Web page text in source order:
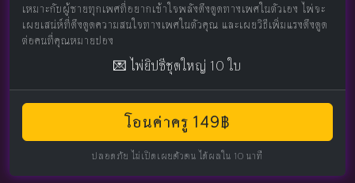
เหมาะกับผู้ชายทุกเพศที่อยากเข้าใจพลังดึงดูดทางเพศในตัวเอง ไพ่จะ
เผยเสน่ห์ที่ดึงดูดความสนใจทางเพศในตัวคุณ และเผยวิธีเพิ่มแรงดึงดูด
ต่อคนที่คุณหมายปอง
💌 ไพ่ยิปซีชุดใหญ่ 10 ใบ
โอนค่าครู 149฿
ปลอดภัย ไม่เปิดเผยตัวตน ได้ผลใน 10 นาที